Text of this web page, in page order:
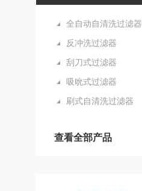
全自动自清洗过滤器
反冲洗过滤器
刮刀式过滤器
吸吮式过滤器
刷式自清洗过滤器
查看全部产品